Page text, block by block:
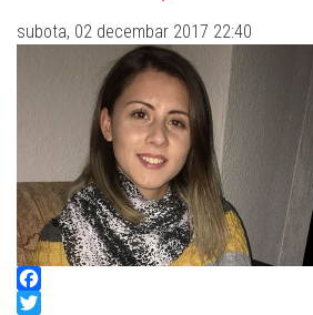
subota, 02 decembar 2017 22:40
Facebook